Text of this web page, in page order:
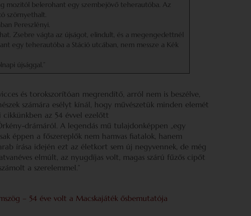
mozitól belerohant egy szembejövő teherautóba. Az
szörnyethalt.
Pereszlényi.
Zsebre vágta az újságot, elindult, és a megengedettnél
egy teherautóba a Stáció utcában, nem messze a Kék
újsággal.”
és torokszorítóan megrendítő, arról nem is beszélve,
számára esélyt kínál, hogy művészetük minden elemét
az 54 évvel ezelőtt
drámáról. A legendás mű tulajdonképpen „egy
éppen a főszereplők nem hamvas fiatalok, hanem
írása idején ezt az életkort sem új negyvennek, de még
elmúlt, az nyugdíjas volt, magas szárú fűzős cipőt
a szerelemmel.”
– 54 éve volt a Macskajáték ősbemutatója